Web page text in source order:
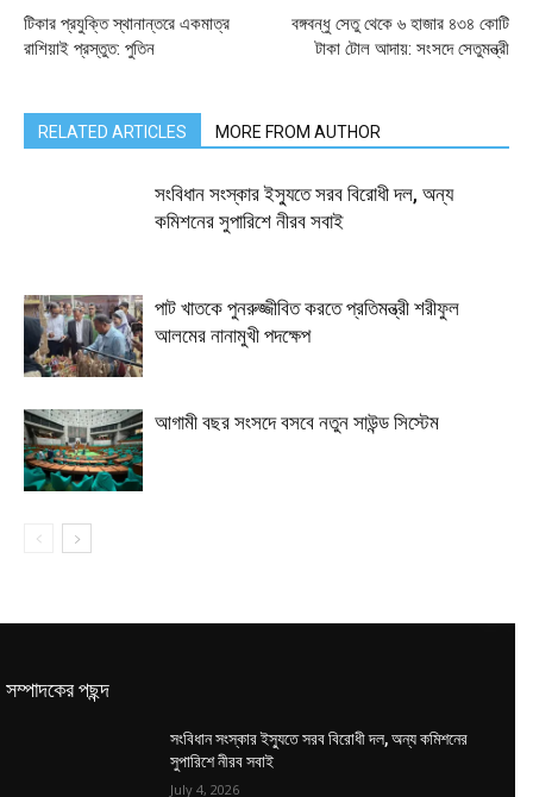
টিকার প্রযুক্তি স্থানান্তরে একমাত্র
রাশিয়াই প্রস্তুত: পুতিন
বঙ্গবন্ধু সেতু থেকে ৬ হাজার ৪৩৪ কোটি
টাকা টোল আদায়: সংসদে সেতুমন্ত্রী
RELATED ARTICLES MORE FROM AUTHOR
সংবিধান সংস্কার ইস্যুতে সরব বিরোধী দল, অন্য
কমিশনের সুপারিশে নীরব সবাই
পাট খাতকে পুনরুজ্জীবিত করতে প্রতিমন্ত্রী শরীফুল
আলমের নানামুখী পদক্ষেপ
আগামী বছর সংসদে বসবে নতুন সাউন্ড সিস্টেম
সম্পাদকের পছন্দ
সংবিধান সংস্কার ইস্যুতে সরব বিরোধী দল, অন্য কমিশনের
সুপারিশে নীরব সবাই
July 4, 2026